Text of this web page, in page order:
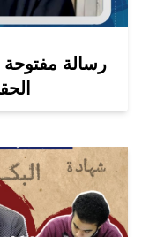
رسالة